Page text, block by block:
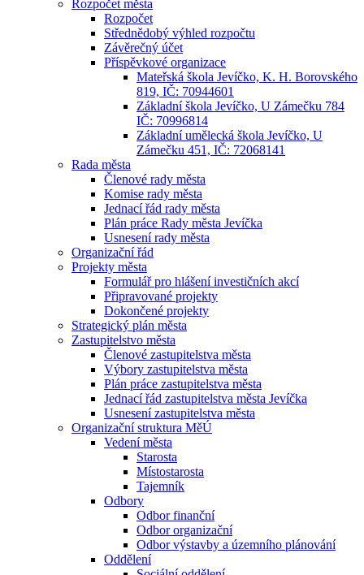
Rozpočet města
Rozpočet
Střednědobý výhled rozpočtu
Závěrečný účet
Příspěvkové organizace
Mateřská škola Jevíčko, K. H. Borovského
819, IČ: 70944601
Základní škola Jevíčko, U Zámečku 784
IČ: 70996814
Základní umělecká škola Jevíčko, U
Zámečku 451, IČ: 72068141
Rada města
Členové rady města
Komise rady města
Jednací řád rady města
Plán práce Rady města Jevíčka
Usnesení rady města
Organizační řád
Projekty města
Formulář pro hlášení investičních akcí
Připravované projekty
Dokončené projekty
Strategický plán města
Zastupitelstvo města
Členové zastupitelstva města
Výbory zastupitelstva města
Plán práce zastupitelstva města
Jednací řád zastupitelstva města Jevíčka
Usnesení zastupitelstva města
Organizační struktura MěÚ
Vedení města
Starosta
Místostarosta
Tajemník
Odbory
Odbor finanční
Odbor organizační
Odbor výstavby a územního plánování
Oddělení